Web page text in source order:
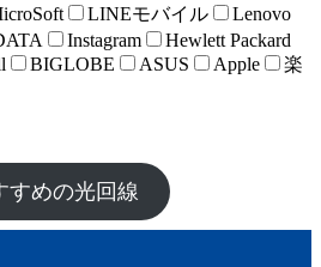
LINEモバイル
Lenovo
Instagram
Hewlett Packard
BIGLOBE ASUS Apple
楽
すめの光回線